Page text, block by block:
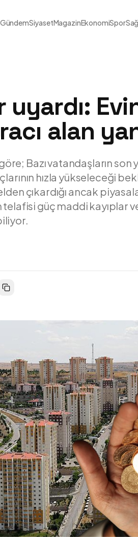
GündemSiyasetMagazinEkonomiSpor
uyardı:
alan
Bazı vatandaşların son
hızla yükseleceği
çıkardığı ancak
telafisi güç maddi kayıplar